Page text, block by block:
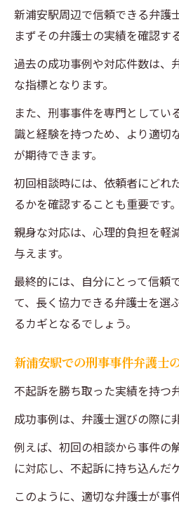
新浦安駅周辺で信頼できる弁護
まずその弁護士の実績を確認す
過去の成功事例や対応件数は、
な指標となります。
また、刑事事件を専門としてい
識と経験を持つため、より適切
が期待できます。
初回相談時には、依頼者にどれ
るかを確認することも重要です。
親身な対応は、心理的負担を軽
与えます。
最終的には、自分にとって信頼
て、長く協力できる弁護士を選
るカギとなるでしょう。
新浦安駅での刑事事件弁護士
不起訴を勝ち取った実績を持つ
成功事例は、弁護士選びの際に
例えば、初回の相談から事件の
に対応し、不起訴に持ち込んだ
このように、適切な弁護士が事